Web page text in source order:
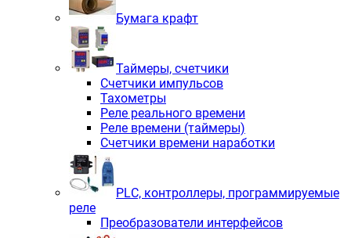
Бумага крафт
Таймеры, счетчики
Счетчики импульсов
Тахометры
Реле реального времени
Реле времени (таймеры)
Счетчики времени наработки
PLС, контроллеры, программируемые
реле
Преобразователи интерфейсов